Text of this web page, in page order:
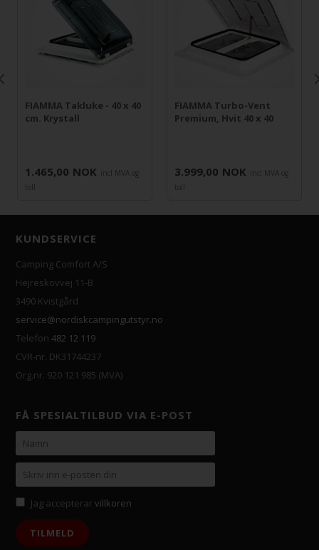
FIAMMA Takluke - 40 x 40
cm. Krystall
1.465,00 NOK
incl MVA og
toll
FIAMMA Turbo-Vent
Premium, Hvit 40 x 40
3.999,00 NOK
incl MVA og
toll
KUNDSERVICE
Camping Comfort A/S
Hejreskovvej 11-B
3490 Kvistgård
service@nordiskcampingutstyr.no
Telefon482 12 119
CVR-nr. DK31744237
Org.nr. 920 121 985 (MVA)
FÅ SPESIALTILBUD VIA E-POST
Jag accepterarvillkoren